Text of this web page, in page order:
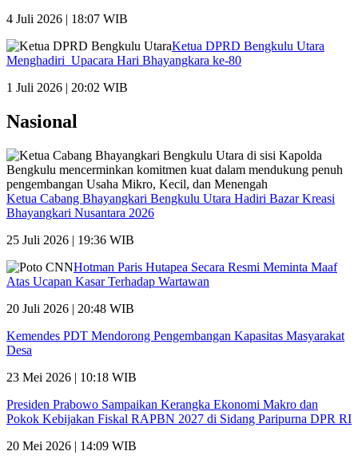
4 Juli 2026 | 18:07 WIB
Ketua DPRD Bengkulu Utara
Menghadiri Upacara Hari Bhayangkara ke-80
1 Juli 2026 | 20:02 WIB
Nasional
Ketua Cabang Bhayangkari Bengkulu Utara Hadiri Bazar Kreasi
Bhayangkari Nusantara 2026
25 Juli 2026 | 19:36 WIB
Hotman Paris Hutapea Secara Resmi Meminta Maaf
Atas Ucapan Kasar Terhadap Wartawan
20 Juli 2026 | 20:48 WIB
Kemendes PDT Mendorong Pengembangan Kapasitas Masyarakat
Desa
23 Mei 2026 | 10:18 WIB
Presiden Prabowo Sampaikan Kerangka Ekonomi Makro dan
Pokok Kebijakan Fiskal RAPBN 2027 di Sidang Paripurna DPR RI
20 Mei 2026 | 14:09 WIB